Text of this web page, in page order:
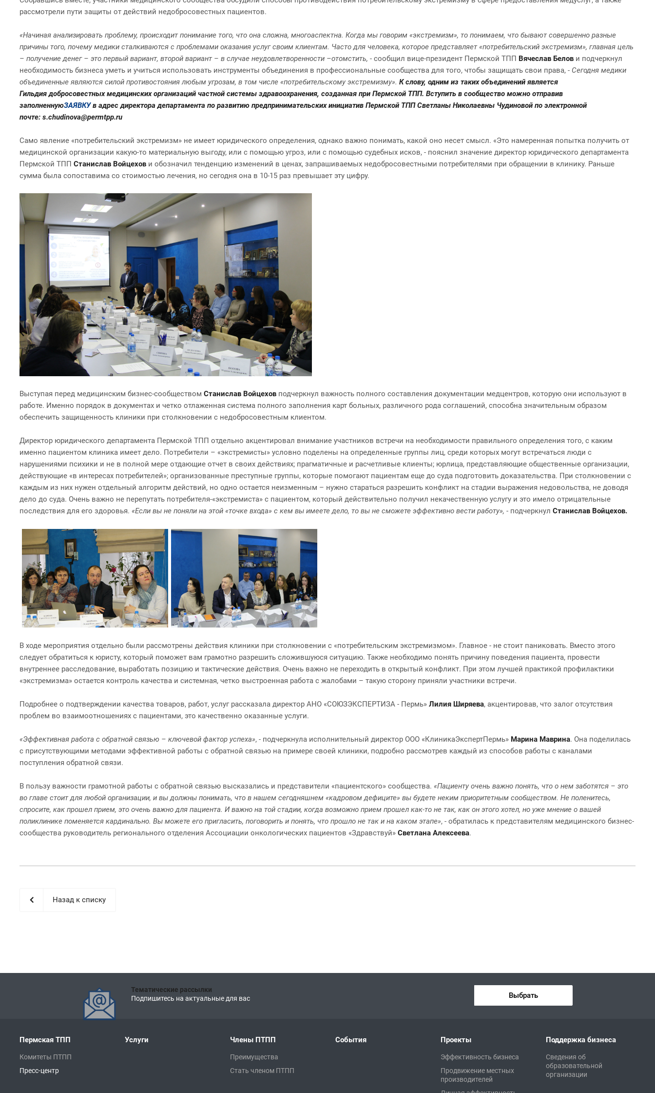
рассмотрели пути защиты от действий недобросовестных пациентов.
«Начиная анализировать проблему, происходит понимание того, что она сложна, многоаспектна. Когда мы говорим «экстремизм», то понимаем, что бывают совершенно разные
причины того, почему медики сталкиваются с проблемами оказания услуг своим клиентам. Часто для человека, которое представляет «потребительский экстремизм», главная цель
– получение денег – это первый вариант, второй вариант – в случае неудовлетворенности –отомстить, - сообщил вице-президент Пермской ТПП Вячеслав Белов и подчеркнул
необходимость бизнеса уметь и учиться использовать инструменты объединения в профессиональные сообщества для того, чтобы защищать свои права, - Сегодня медики
объединенные являются силой противостояния любым угрозам, в том числе «потребительскому экстремизму». К слову, одним из таких объединений является
Гильдия добросовестных медицинских организаций частной системы здравоохранения, созданная при Пермской ТПП. Вступить в сообщество можно отправив
заполненнуюЗАЯВКУв адрес директора департамента по развитию предпринимательских инициатив Пермской ТПП Светланы Николаевны Чудиновой по электронной
почте: s.chudinova@permtpp.ru
Само явление «потребительский экстремизм» не имеет юридического определения, однако важно понимать, какой оно несет смысл. «Это намеренная попытка получить от
медицинской организации какую-то материальную выгоду, или с помощью угроз, или с помощью судебных исков, - пояснил значение директор юридического департамента
Пермской ТПП Станислав Войцехов и обозначил тенденцию изменений в ценах, запрашиваемых недобросовестными потребителями при обращении в клинику. Раньше
сумма была сопоставима со стоимостью лечения, но сегодня она в 10-15 раз превышает эту цифру.
Выступая перед медицинским бизнес-сообществом Станислав Войцехов подчеркнул важность полного составления документации медцентров, которую они используют в
работе. Именно порядок в документах и четко отлаженная система полного заполнения карт больных, различного рода соглашений, способна значительным образом
обеспечить защищенность клиники при столкновении с недобросовестным клиентом.
Директор юридического департамента Пермской ТПП отдельно акцентировал внимание участников встречи на необходимости правильного определения того, с каким
именно пациентом клиника имеет дело. Потребители – «экстремисты» условно поделены на определенные группы лиц, среди которых могут встречаться люди с
нарушениями психики и не в полной мере отдающие отчет в своих действиях; прагматичные и расчетливые клиенты; юрлица, представляющие общественные организации,
действующие «в интересах потребителей»; организованные преступные группы, которые помогают пациентам еще до суда подготовить доказательства. При столкновении с
каждым из них нужен отдельный алгоритм действий, но одно остается неизменным – нужно стараться разрешить конфликт на стадии выражения недовольства, не доводя
дело до суда. Очень важно не перепутать потребителя-«экстремиста» с пациентом, который действительно получил некачественную услугу и это имело отрицательные
последствия для его здоровья. «Если вы не поняли на этой «точке входа» с кем вы имеете дело, то вы не сможете эффективно вести работу», - подчеркнул Станислав Войцехов.
В ходе мероприятия отдельно были рассмотрены действия клиники при столкновении с «потребительским экстремизмом». Главное - не стоит паниковать. Вместо этого
следует обратиться к юристу, который поможет вам грамотно разрешить сложившуюся ситуацию. Также необходимо понять причину поведения пациента, провести
внутреннее расследование, выработать позицию и тактические действия. Очень важно не переходить в открытый конфликт. При этом лучшей практикой профилактики
«экстремизма» остается контроль качества и системная, четко выстроенная работа с жалобами – такую сторону приняли участники встречи.
Подробнее о подтверждении качества товаров, работ, услуг рассказала директор АНО «СОЮЗЭКСПЕРТИЗА - Пермь» Лилия Ширяева, акцентировав, что залог отсутствия
проблем во взаимоотношениях с пациентами, это качественно оказанные услуги.
«Эффективная работа с обратной связью – ключевой фактор успеха», - подчеркнула исполнительный директор ООО «КлиникаЭкспертПермь» Марина Маврина. Она поделилась
с присутствующими методами эффективной работы с обратной связью на примере своей клиники, подробно рассмотрев каждый из способов работы с каналами
поступления обратной связи.
В пользу важности грамотной работы с обратной связью высказались и представители «пациентского» сообщества. «Пациенту очень важно понять, что о нем заботятся – это
во главе стоит для любой организации, и вы должны понимать, что в нашем сегодняшнем «кадровом дефиците» вы будете неким приоритетным сообществом. Не поленитесь,
спросите, как прошел прием, это очень важно для пациента. И важно на той стадии, когда возможно прием прошел как-то не так, как он этого хотел, но уже мнение о вашей
поликлинике поменяется кардинально. Вы можете его пригласить, поговорить и понять, что прошло не так и на каком этапе», - обратилась к представителям медицинского бизнес-
сообщества руководитель регионального отделения Ассоциации онкологических пациентов «Здравствуй» Светлана Алексеева.
Назад к списку
Тематические рассылки
Подпишитесь на актуальные для вас
Выбрать
Пермская ТПП
Комитеты ПТПП
Пресс-центр
Услуги Члены ПТПП
Преимущества
Стать членом ПТПП
События Проекты
Эффективность бизнеса
Продвижение местных
производителей
Поддержка бизнеса
Сведения об
образовательной
организации